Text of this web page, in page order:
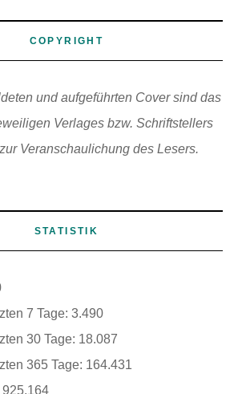
COPYRIGHT
und aufgeführten Cover sind das
Verlages bzw. Schriftstellers
Veranschaulichung des Lesers.
STATISTIK
7 Tage: 3.490
30 Tage: 18.087
365 Tage: 164.431
925.164